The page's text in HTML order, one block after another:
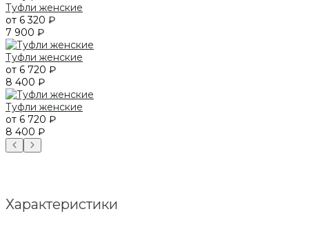
Туфли женские
от 6 320 ₽
7 900 ₽
Туфли женские
от 6 720 ₽
8 400 ₽
Туфли женские
от 6 720 ₽
8 400 ₽
Характеристики